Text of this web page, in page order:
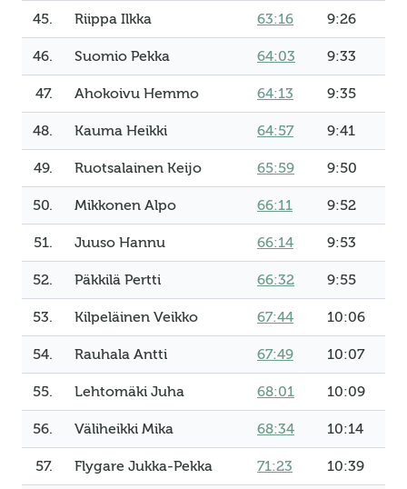
45. Riippa Ilkka 63:16 9:26
46. Suomio Pekka 64:03 9:33
47. Ahokoivu Hemmo 64:13 9:35
48. Kauma Heikki 64:57 9:41
49. Ruotsalainen Keijo 65:59 9:50
50. Mikkonen Alpo 66:11 9:52
51. Juuso Hannu 66:14 9:53
52. Päkkilä Pertti 66:32 9:55
53. Kilpeläinen Veikko 67:44 10:06
54. Rauhala Antti 67:49 10:07
55. Lehtomäki Juha 68:01 10:09
56. Väliheikki Mika 68:34 10:14
57. Flygare Jukka-Pekka 71:23 10:39